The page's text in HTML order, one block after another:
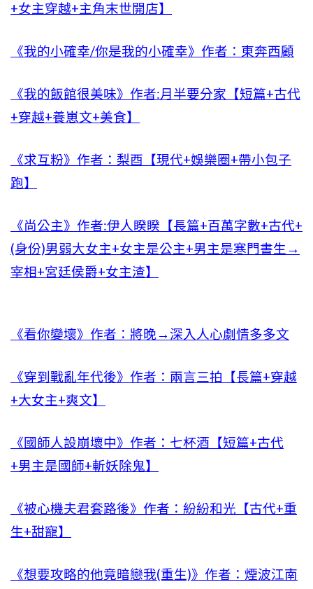
+女主穿越+主角末世開店】
《我的小確幸/你是我的小確幸》作者：東奔西顧
《我的飯館很美味》作者:月半要分家【短篇+古代
+穿越+養崽文+美食】
《求互粉》作者：梨酉【現代+娛樂圈+帶小包子
跑】
《尚公主》作者:伊人睽睽【長篇+百萬字數+古代+
(身份)男弱大女主+女主是公主+男主是寒門書生→
宰相+宮廷侯爵+女主渣】
《看你變壞》作者：將晚→深入人心劇情多多文
《穿到戰亂年代後》作者：兩言三拍【長篇+穿越
+大女主+爽文】
《國師人設崩壞中》作者：七杯酒【短篇+古代
+男主是國師+斬妖除鬼】
《被心機夫君套路後》作者：紛紛和光【古代+重
生+甜寵】
《想要攻略的他竟暗戀我(重生)》作者：煙波江南